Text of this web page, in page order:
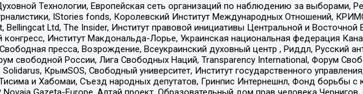
Технологии, Европейская сеть организаций по наблюдению за выборами,
IStories fonds, Королевский Институт Международных Отношений,
Ltd, The Insider, Институт правовой инициативы Центральной и
конгресс, Институт Макдональда-Лорье, Украинская национальная федерация
пресса, Возрождение, Всеукраинский духовный центр , Риддл, Русский
свободной России, Лига Свободных Наций, Transparеncy International, Форум
КрымSOS, Свободный университет, Институт государственного
и Хабомаи, Съезд народных депутатов, Гринпис Интернешнл, Фонд борьбы с